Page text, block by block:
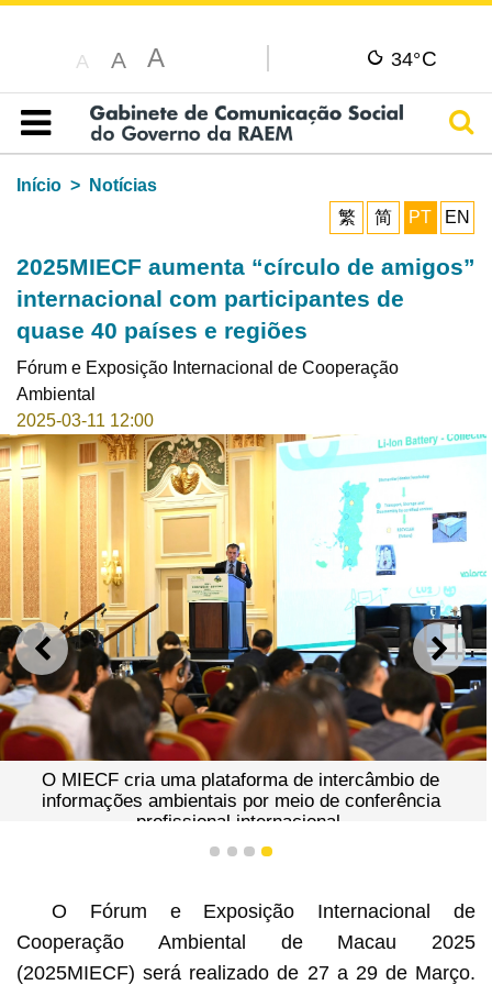
A A A 34°C
Índice
Início
Notícias
繁
简 PT EN
2025MIECF aumenta “círculo de amigos”
internacional com participantes de
quase 40 países e regiões
Fórum e Exposição Internacional de Cooperação
Ambiental
2025-03-11 12:00
ANTERIOR
O MIECF cria uma plataforma de intercâmbio de
informações ambientais por meio de conferência
profissional internacional.
1 2 3 4
O Fórum e Exposição Internacional de
Cooperação Ambiental de Macau 2025
(2025MIECF) será realizado de 27 a 29 de Março.